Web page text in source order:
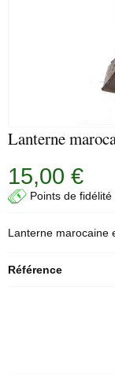
Lanterne
15,00 €
Points de fidélité
Lanterne marocaine
Référence